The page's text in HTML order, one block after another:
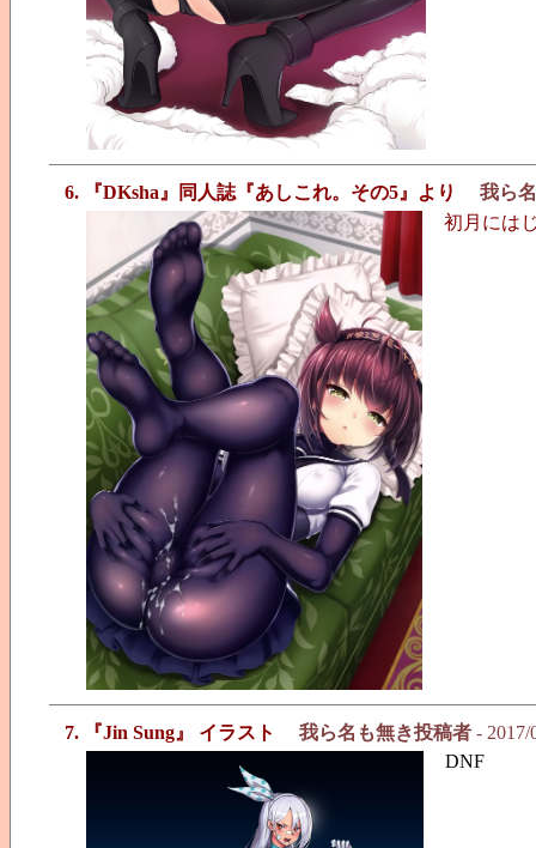
6. 『DKsha』同人誌『あしこれ。その5』より
我ら
初月には
7. 『Jin Sung』 イラスト 我ら名も無き投稿者 -
DNF